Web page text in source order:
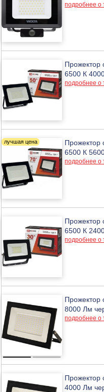
подробнее о
Прожектор
6500 К
подробнее о
Прожектор
6500 К
подробнее о
Прожектор
6500 К
подробнее о
Прожектор
8000 Лм
подробнее о
Прожектор
4000 Лм